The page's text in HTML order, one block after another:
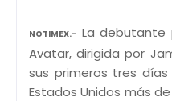
NOTIMEX.- La debutante
Avatar, dirigida por
sus primeros tres
Estados Unidos más